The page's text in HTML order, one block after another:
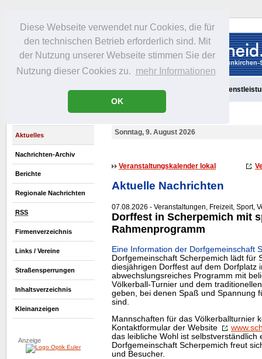
Diese Webseite verwendet nur Cookies, die für
den technischen Betrieb erforderlich sind. Mit
der Nutzung unserer Webseite stimmen Sie der
Nutzung dieser Cookies zu. mehr Informationen
OK
Portrait Freizeit Gastronomie
Aktuelles
Nachrichten-Archiv
Berichte
Regionale Nachrichten
RSS
Firmenverzeichnis
Links / Vereine
Straßensperrungen
Inhaltsverzeichnis
Kleinanzeigen
Anzeige
Sonntag, 9. August 2026
Veranstaltungskalender lokal
Aktuelle Nachrichten
07.08.2026 - Veranstaltungen, Freizeit, Sport,
Dorffest in Scherpemich mit
Rahmenprogramm
Eine Information der Dorfgemeinschaft
Dorfgemeinschaft Scherpemich lädt für
diesjährigen Dorffest auf dem Dorfplatz
abwechslungsreiches Programm mit
Völkerball-Turnier und dem
geben, bei denen Spaß und Spannung
sind.
Mannschaften für das Völkerballturnier
Kontaktformular der Website
das leibliche Wohl ist selbstverständlich
Dorfgemeinschaft Scherpemich freut
und Besucher.